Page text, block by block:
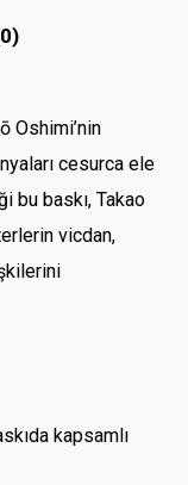
Oshimi’nin
cesurca ele
bu baskı, Takao
vicdan,
kapsamlı